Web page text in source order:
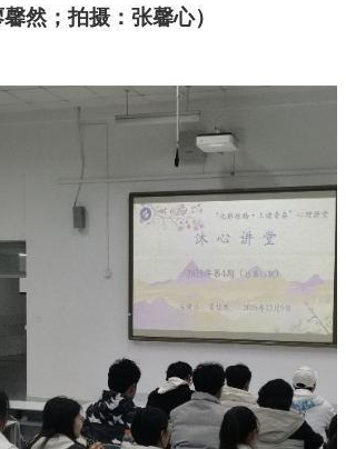
馨然；拍摄：张馨心）